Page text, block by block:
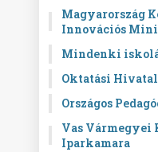
Magyarország
Innovációs
Mindenki
Oktatási Hivatal
Országos
Vas Vármegyei
Iparkamara